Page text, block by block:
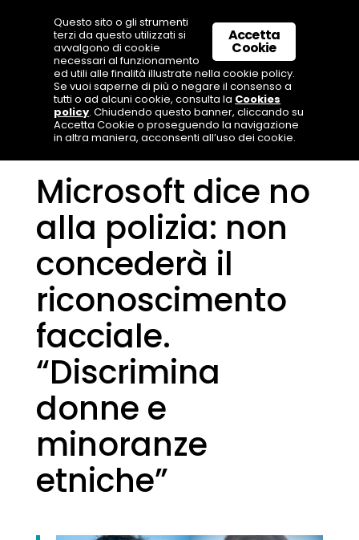
Microsoft dice no
alla polizia: non
concederà il
riconoscimento
facciale.
“Discrimina
donne e
minoranze
etniche”
Accetta
Cookie
Questo sito o gli strumenti
terzi da questo utilizzati si
avvalgono di cookie
necessari al funzionamento
ed utili alle finalità illustrate nella cookie policy.
Se vuoi saperne di più o negare il consenso a
tutti o ad alcuni cookie, consulta la Cookies
policy. Chiudendo questo banner, cliccando su
Accetta Cookie o proseguendo la navigazione
in altra maniera, acconsenti all’uso dei cookie.